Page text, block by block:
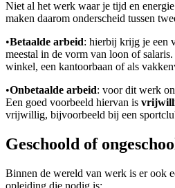
Niet al het werk waar je tijd en
maken daarom onderscheid tussen
•Betaalde arbeid: hierbij krijg je een
meestal in de vorm van loon of
winkel, een kantoorbaan of als
•Onbetaalde arbeid: voor dit werk
Een goed voorbeeld hiervan is
vrijwillig, bijvoorbeeld bij een
Geschoold of
Binnen de wereld van werk is er ook